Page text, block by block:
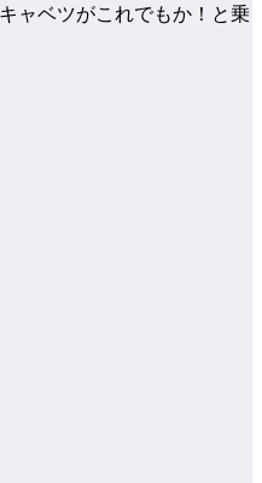
ャベツがこれでもか！と乗